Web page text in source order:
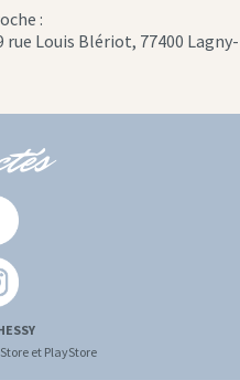
:
rue Louis Blériot, 77400 Lagny-
et PlayStore